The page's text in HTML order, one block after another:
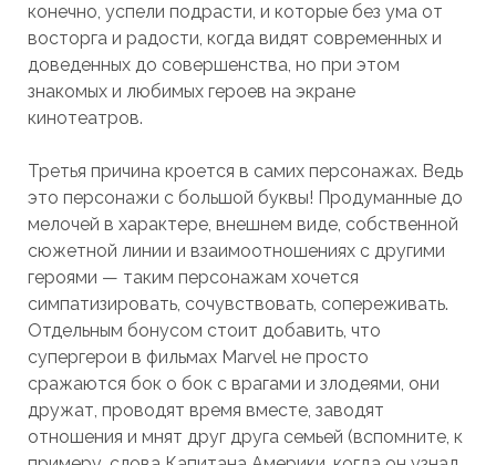
конечно, успели подрасти, и которые без ума от
восторга и радости, когда видят современных и
доведенных до совершенства, но при этом
знакомых и любимых героев на экране
кинотеатров.
Третья причина кроется в самих персонажах. Ведь
это персонажи с большой буквы! Продуманные до
мелочей в характере, внешнем виде, собственной
сюжетной линии и взаимоотношениях с другими
героями — таким персонажам хочется
симпатизировать, сочувствовать, сопереживать.
Отдельным бонусом стоит добавить, что
супергерои в фильмах Marvel не просто
сражаются бок о бок с врагами и злодеями, они
дружат, проводят время вместе, заводят
отношения и мнят друг друга семьей (вспомните, к